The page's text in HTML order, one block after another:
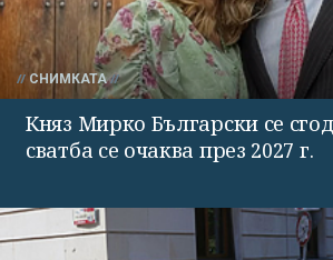
СНИМКАТА
Княз Мирко Български се
сватба се очаква през 2027 г.